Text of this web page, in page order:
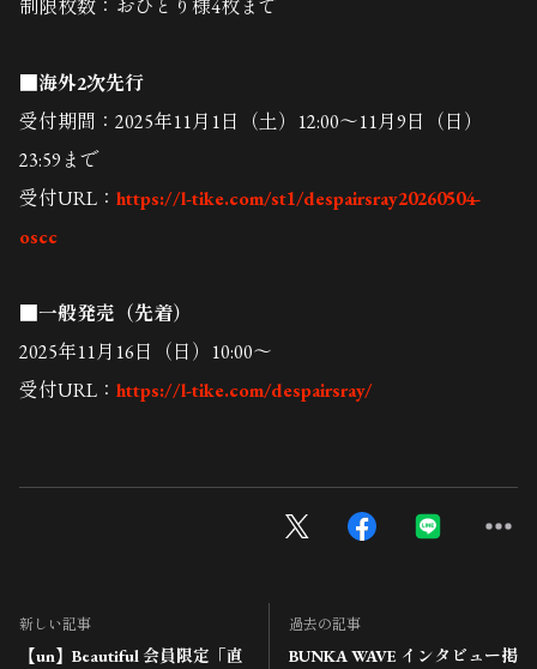
制限枚数：おひとり様4枚まで
■海外2次先行
受付期間：2025年11月1日（土）12:00～11月9日（日）
23:59まで
受付URL： https://l-tike.com/st1/despairsray20260504-
oscc
■一般発売（先着）
2025年11月16日（日）10:00～
受付URL： https://l-tike.com/despairsray/
新しい記事
【un】Beautiful 会員限定「直
過去の記事
BUNKA WAVE インタビュー掲